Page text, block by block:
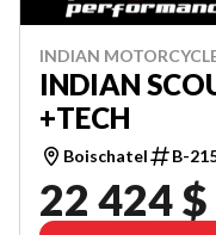
INDIAN
INDIAN
+TECH
Boischatel B-
22 424 $